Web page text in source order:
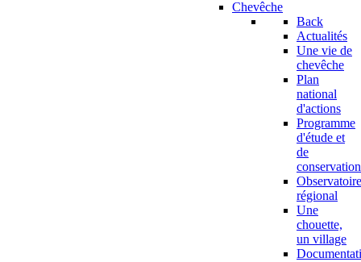
Chevêche
Back
Actualités
Une vie de
chevêche
Plan
national
d'actions
Programme
d'étude et
de
conservation
Observatoire
régional
Une
chouette,
un village